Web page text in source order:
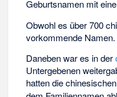
Geburtsnamen mit
Obwohl es über 700
vorkommende Namen.
Daneben war es in der
Untergebenen
hatten die